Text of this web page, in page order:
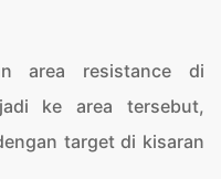
area resistance di
ke area tersebut,
target di kisaran